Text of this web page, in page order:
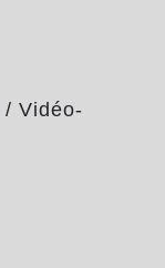
/ Vidéo-